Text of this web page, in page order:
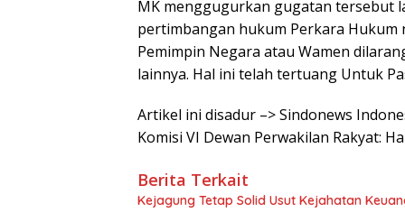
MK menggugurkan gugatan tersebut
pertimbangan hukum Perkara
Pemimpin Negara atau Wamen
lainnya. Hal ini telah tertuang Untuk
Artikel ini disadur –> Sindonews
Komisi VI Dewan Perwakilan Rakyat:
Berita Terkait
Kejagung Tetap Solid Usut Kejahatan